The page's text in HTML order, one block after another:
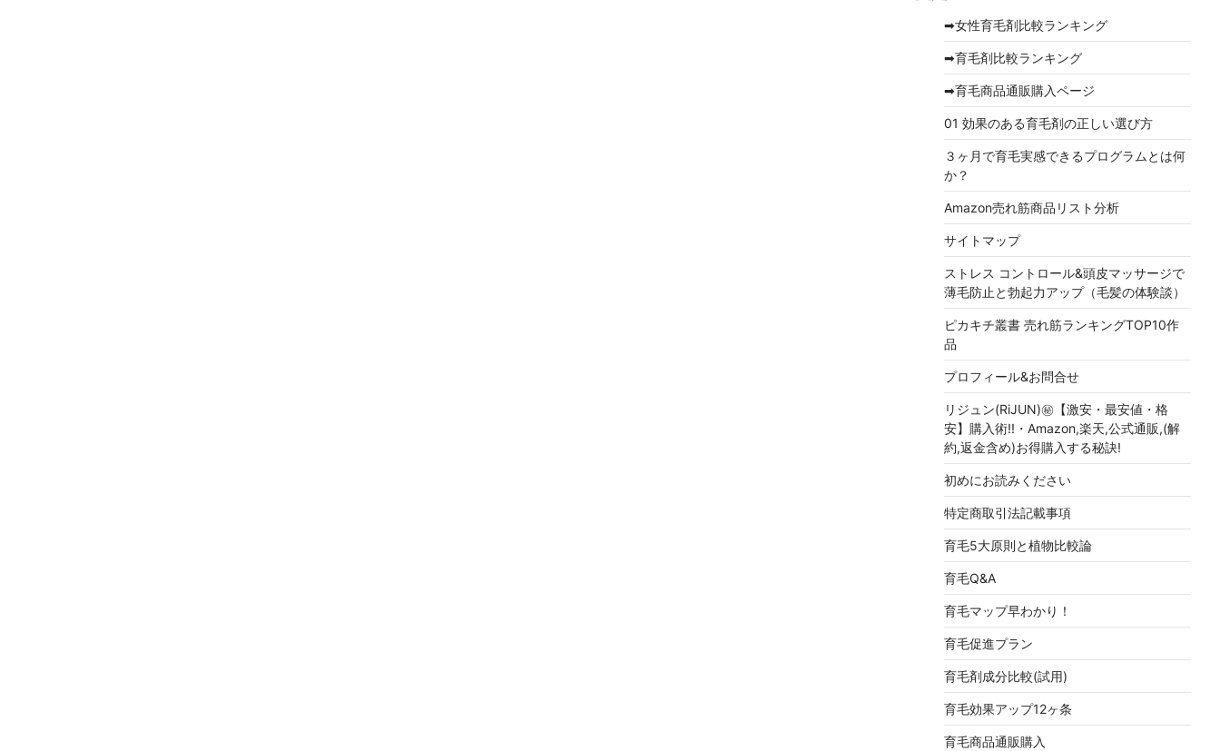
➡女性育毛剤比較ランキング
➡育毛剤比較ランキング
➡育毛商品通販購入ページ
01 効果のある育毛剤の正しい選び方
３ヶ月で育毛実感できるプログラムとは何
か？
Amazon売れ筋商品リスト分析
サイトマップ
ストレス コントロール&頭皮マッサージで
薄毛防止と勃起力アップ（毛髪の体験談）
ピカキチ叢書 売れ筋ランキングTOP10作
品
プロフィール&お問合せ
リジュン(RiJUN)㊙【激安・最安値・格
安】購入術!!・Amazon,楽天,公式通販,(解
約,返金含め)お得購入する秘訣!
初めにお読みください
特定商取引法記載事項
育毛5大原則と植物比較論
育毛Q&A
育毛マップ早わかり！
育毛促進プラン
育毛剤成分比較(試用)
育毛効果アップ12ヶ条
育毛商品通販購入